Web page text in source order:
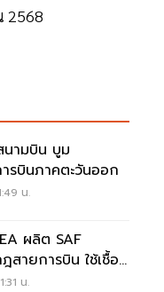
2568
ามบิน บูม
รบินภาคตะวันออก
น.
ผลิต SAF
ายการบิน ใช้เชื้อ
น.